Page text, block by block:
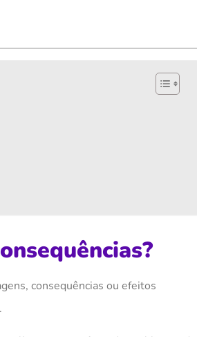
consequências ou efeitos